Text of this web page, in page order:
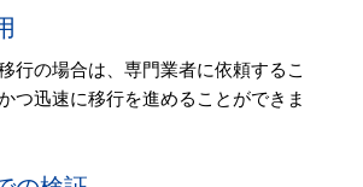
行の場合は、専門業者に依頼するこ
つ迅速に移行を進めることができま